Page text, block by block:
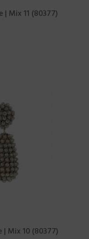
| Mix 11 (80377)
| Mix 10 (80377)